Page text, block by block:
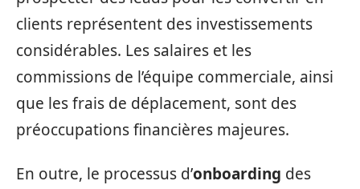
clients représentent des investissements
considérables. Les salaires et les
commissions de l’équipe commerciale, ainsi
que les frais de déplacement, sont des
préoccupations financières majeures.
En outre, le processus d’onboarding des